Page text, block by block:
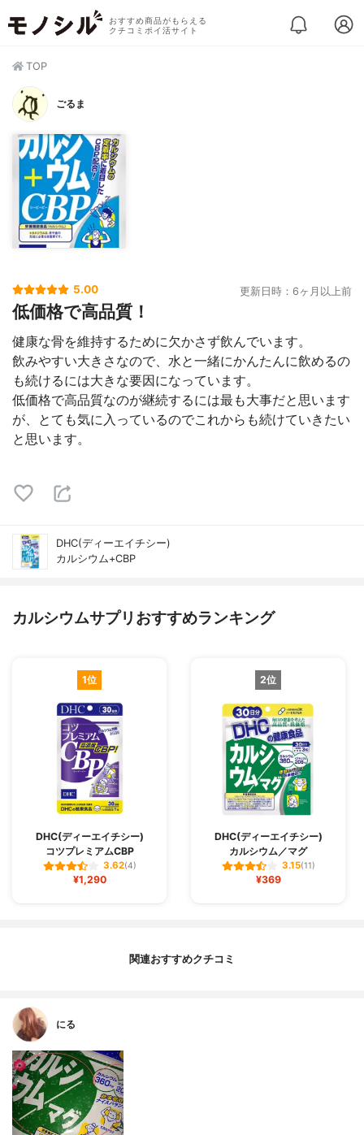
おすすめ商品がもらえる
クチコミポイ活サイト
TOP
ごるま
5.00 更新日時：6ヶ月以上前
低価格で高品質！
健康な骨を維持するために欠かさず飲んでいます。
飲みやすい大きさなので、水と一緒にかんたんに飲めるの
も続けるには大きな要因になっています。
低価格で高品質なのが継続するには最も大事だと思います
が、とても気に入っているのでこれからも続けていきたい
と思います。
DHC(ディーエイチシー)
カルシウム+CBP
カルシウムサプリおすすめランキング
1位
DHC(ディーエイチシー)
コツプレミアムCBP
3.62(4)
¥1,290
2位
DHC(ディーエイチシー)
カルシウム／マグ
3.15(11)
¥369
関連おすすめクチコミ
にる